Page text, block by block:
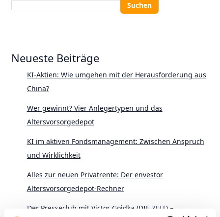
Suchen
Neueste Beiträge
KI-Aktien: Wie umgehen mit der Herausforderung aus
China?
Wer gewinnt? Vier Anlegertypen und das
Altersvorsorgedepot
KI im aktiven Fondsmanagement: Zwischen Anspruch
und Wirklichkeit
Alles zur neuen Privatrente: Der envestor
Altersvorsorgedepot-Rechner
Der Presseclub mit Victor Gojdka (DIE ZEIT) –